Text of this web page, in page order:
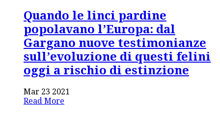
Quando le linci pardine
popolavano l’Europa: dal
Gargano nuove testimonianze
sull’evoluzione di questi felini
oggi a rischio di estinzione
Mar 23 2021
Read More